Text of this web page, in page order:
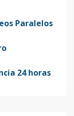
Paralelos
24 horas